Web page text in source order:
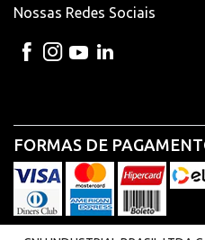
Nossas Redes Sociais
FORMAS DE